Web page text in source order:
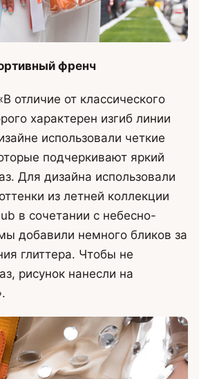
френч
отличие от классического
характерен изгиб линии
использовали четкие
подчеркивают яркий
Для дизайна использовали
из летней коллекции
в сочетании с небесно-
добавили немного бликов за
глиттера. Чтобы не
рисунок нанесли на